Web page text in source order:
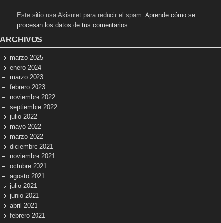
Este sitio usa Akismet para reducir el spam. Aprende cómo se
procesan los datos de tus comentarios.
ARCHIVOS
marzo 2025
enero 2024
marzo 2023
febrero 2023
noviembre 2022
septiembre 2022
julio 2022
mayo 2022
marzo 2022
diciembre 2021
noviembre 2021
octubre 2021
agosto 2021
julio 2021
junio 2021
abril 2021
febrero 2021